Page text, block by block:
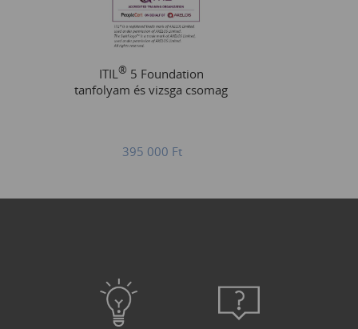
ITIL® 5 Foundation
tanfolyam és vizsga csomag
395 000 Ft